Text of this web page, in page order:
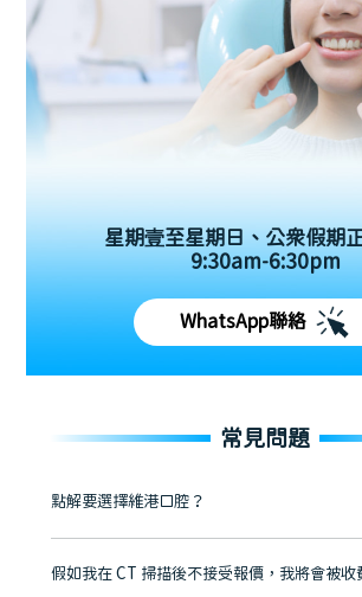
星期壹至星期日、公眾假期
9:30am-6:30pm
WhatsApp聯絡
常見問題
點解要選擇維港口腔？
維港口腔踐行「醫道濟世」的大學校訓，各分院匯
牌」、「2025香港企業領袖品牌」，是諾貝爾種植
假如我在 CT 掃描後不接受報價，我將會被收